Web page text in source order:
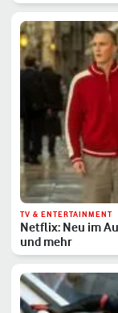
TV & ENTERTAINMENT
Netflix: Neu im
und mehr